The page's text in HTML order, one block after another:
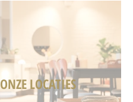
ONZE LOCATIES